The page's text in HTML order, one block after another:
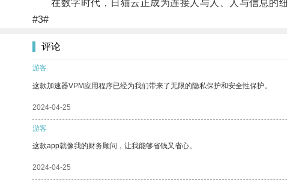
在数字时代，日猫云正成为连接人与人、人与信息的纽
#3#
评论
游客
这款加速器VPM应用程序已经为我们带来了无限的隐私保护和安全性保护。
2024-04-25
游客
这款app就像我的财务顾问，让我能够省钱又省心。
2024-04-25